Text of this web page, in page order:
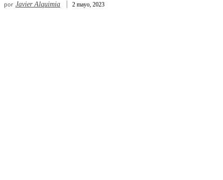
por Javier Alquimia 2 mayo, 2023